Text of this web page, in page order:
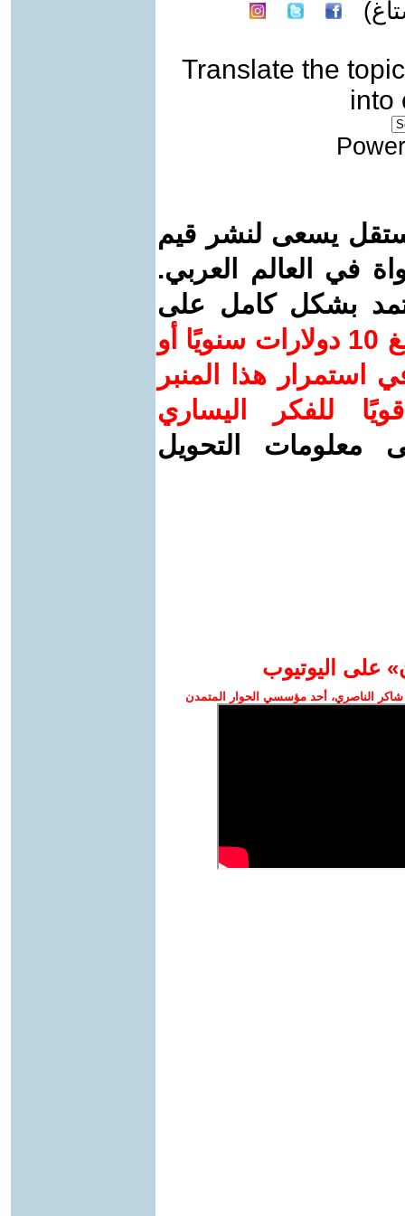
Translate the topic
into
يسعى لنشر قيم
في العالم العربي.
بشكل كامل على
ساهم/ي معنا! بدعمكم بمبلغ 10 دولارات سنويًا أو
استمرار هذا المنبر
للفكر اليساري
معلومات التحويل
على اليوتيوب
الناصري، أحد مؤسسي الحوار المتمدن